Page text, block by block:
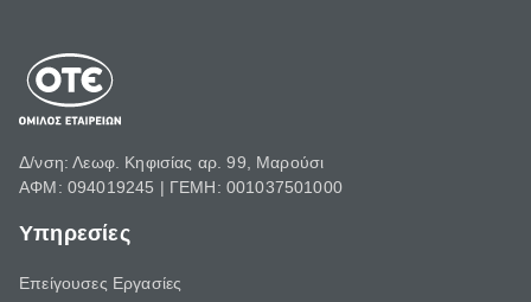
Δ/νση: Λεωφ. Κηφισίας αρ. 99, Μαρούσι
ΑΦΜ: 094019245 | ΓΕΜΗ: 001037501000
Υπηρεσίες
Επείγουσες Εργασίες